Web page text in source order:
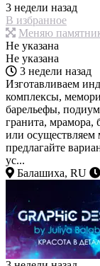
3 недели назад
В избранное
Меняю
Не указана
Не указана
3 недели назад
Изготавливаем
комплексы,
барельефы,
гранита,
или
предлагайте
ус...
Балашиха, RU